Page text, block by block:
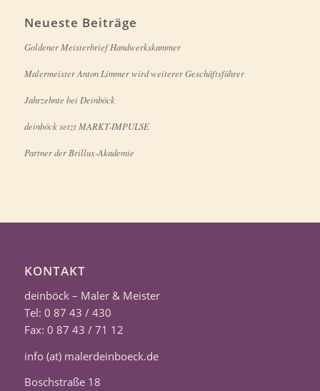
Neueste Beiträge
Goldener Meisterbrief Handwerkskammer
Malermeister Anton Limmer wird weiterer Geschäftsführer
Jahrzehnte bei Deinböck
deinböck setzt MARKT-IMPULSE
Partner der Brillux-Akademie
KONTAKT
deinböck – Maler & Meister
Tel: 0 87 43 / 430
Fax: 0 87 43 / 71 12
info (at) malerdeinboeck.de
Boschstraße 18